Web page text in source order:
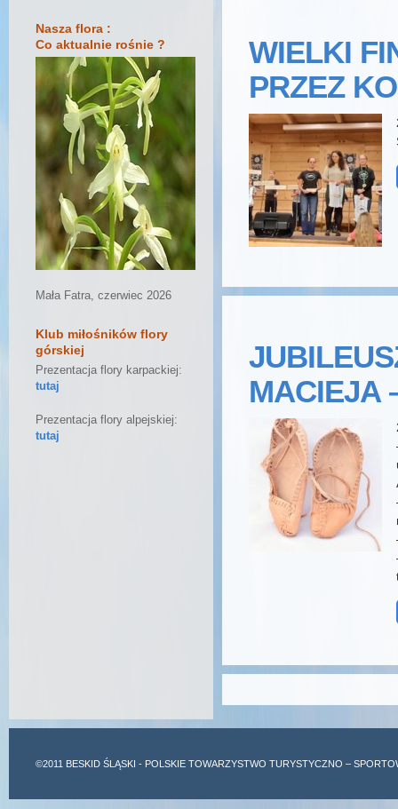
WIELKI
PRZEZ
MACIEJA
Nasza flora :
Co aktualnie rośnie ?
Mała Fatra, czerwiec 2026
Klub miłośników flory
górskiej
Prezentacja flory karpackiej:
tutaj
Prezentacja flory alpejskiej:
tutaj
©2011 BESKID ŚLĄSKI - POLSKIE TOWARZYSTWO TURYSTYCZNO –